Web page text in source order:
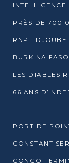
PORT DE POINTE-NOIRE :